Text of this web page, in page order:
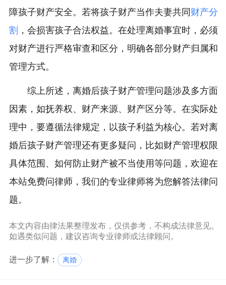
障孩子财产安全。若将孩子财产当作夫妻共同 财产分
割 ，会损害孩子合法权益。在处理离婚事宜时，必须
对财产进行严格审查和区分，明确各部分财产归属和
管理方式。
综上所述，离婚后孩子财产管理问题涉及多方面
因素，如抚养权、财产来源、财产区分等。在实际处
理中，要遵循法律规定，以孩子利益为核心。若对离
婚后孩子财产管理还有更多疑问，比如财产管理权限
具体范围、如何防止财产被不当使用等问题，欢迎在
本站免费问律师，我们的专业律师将为您解答法律问
题。
本文内容由律法果整理发布，仅供参考，不构成法律意见。
如遇类似问题，建议咨询专业律师或法律顾问。
进一步了解： 离婚